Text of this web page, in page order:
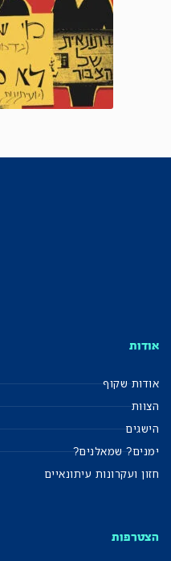
אודות
אודות שקוף
הצוות
הישגים
ימנים? שמאלנים?
חזון ועקרונות עיתונאיים
הצטרפות